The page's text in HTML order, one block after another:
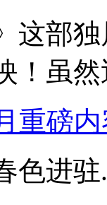
这部
！虽
重磅
色进驻